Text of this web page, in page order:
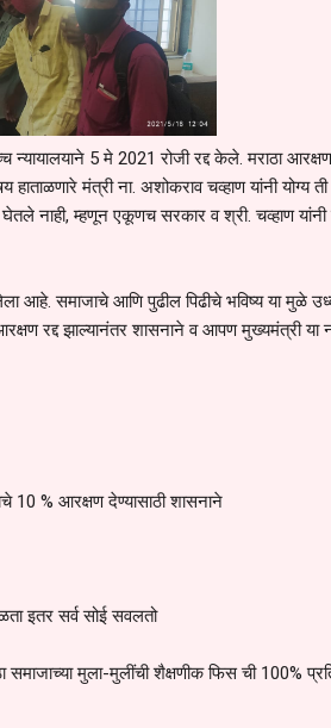
न्यायालयाने 5 मे 2021 रोजी रद्द केले. मराठा
हाताळणारे मंत्री ना. अशोकराव चव्हाण यांनी योग्य ती
घेतले नाही, म्हणून एकूणच सरकार व श्री. चव्हाण यांनी
आहे. समाजाचे आणि पुढील पिढीचे भविष्य या मुळे
रद्द झाल्यानंतर शासनाने व आपण मुख्यमंत्री या
10 % आरक्षण देण्यासाठी शासनाने
इतर सर्व सोई सवलतो
समाजाच्या मुला-मुलींची शैक्षणीक फिस ची 100%